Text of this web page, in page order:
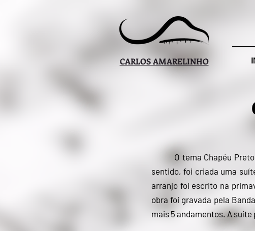
CARLOS AMARELINHO
O tema Chapéu
sentido, foi criada uma
arranjo foi escrito na
obra foi gravada pela
mais 5 andamentos. A